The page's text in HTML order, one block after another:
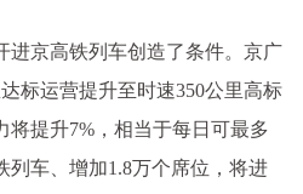
进京高铁列车创造了条件。京广
标运营提升至时速350公里高标
将提升7%，相当于每日可最多
列车、增加1.8万个席位，将进